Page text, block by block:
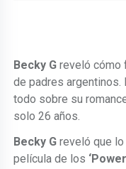
Becky G reveló cómo
de padres argentinos.
todo sobre su
solo 26 años.
Becky G reveló que
película de los